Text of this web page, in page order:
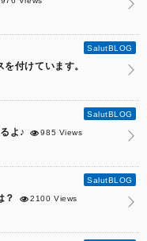
SalutBLOG
付けています。
SalutBLOG
よ♪ 985 Views
SalutBLOG
？ 2100 Views